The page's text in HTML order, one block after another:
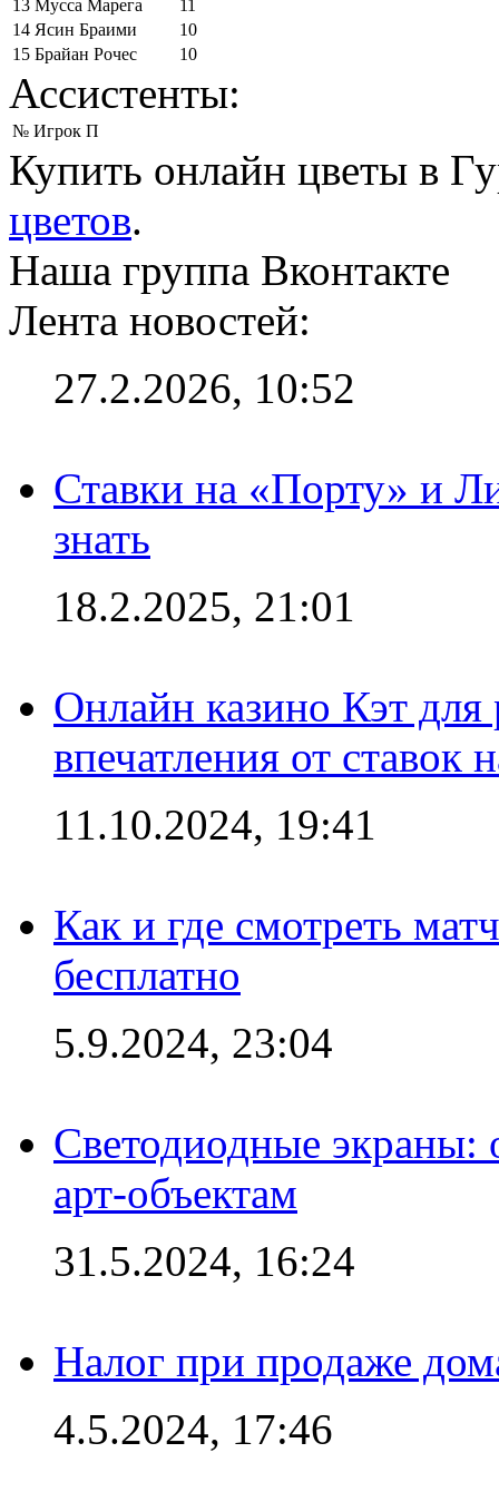
13 Мусса Марега
11
14 Ясин Браими
10
15 Брайан Рочес 10
Ассистенты:
№ Игрок П
Купить онлайн цветы в
цветов.
Наша группа Вконтакте
Лента новостей:
27.2.2026, 10:52
Ставки на «Порту» и
знать
18.2.2025, 21:01
Онлайн казино Кэт для
впечатления от ставок
11.10.2024, 19:41
Как и где смотреть
бесплатно
5.9.2024, 23:04
Светодиодные
арт-объектам
31.5.2024, 16:24
Налог при продаже
4.5.2024, 17:46